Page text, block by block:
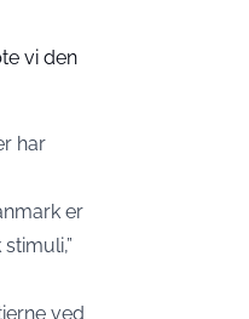
vi den
har
er
ved